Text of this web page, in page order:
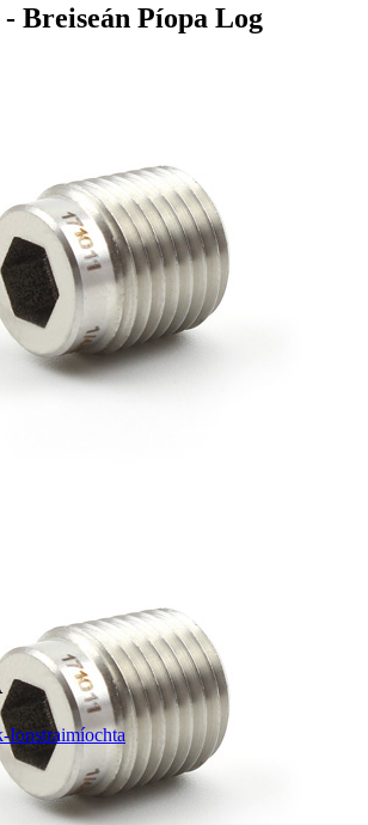
Breiseán Píopa Log
Ionstraimíochta